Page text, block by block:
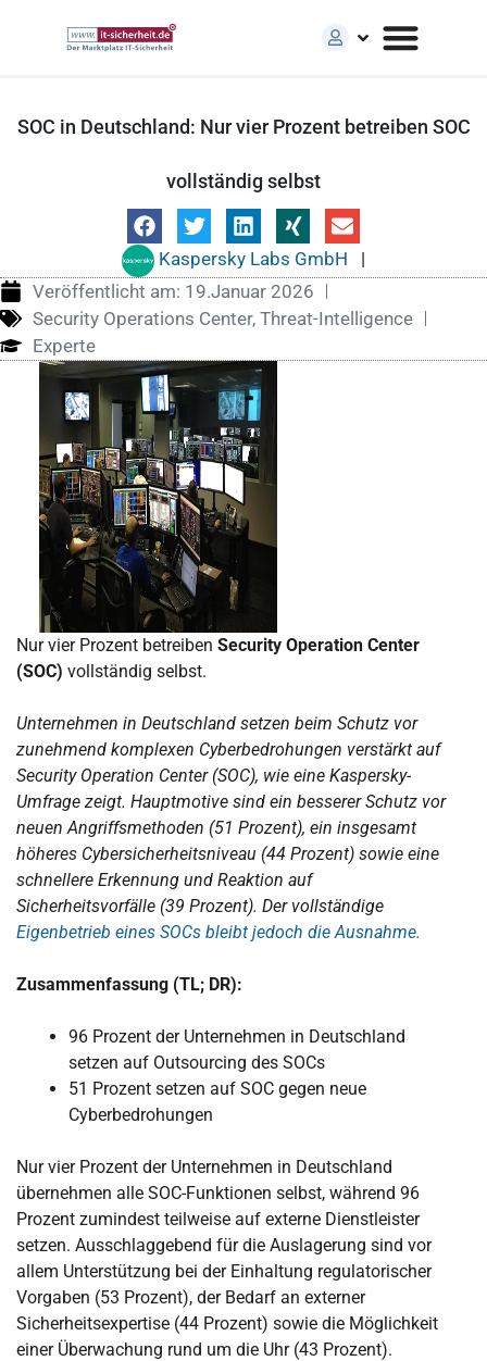
SOC in Deutschland: Nur vier Prozent betreiben SOC
vollständig selbst
Kaspersky Labs GmbH
|
Veröffentlicht am: 19.Januar 2026
Security Operations Center, Threat-Intelligence
Experte
Nur vier Prozent betreiben Security Operation Center
(SOC) vollständig selbst.
Unternehmen in Deutschland setzen beim Schutz vor
zunehmend komplexen Cyberbedrohungen verstärkt auf
Security Operation Center (SOC), wie eine Kaspersky-
Umfrage zeigt. Hauptmotive sind ein besserer Schutz vor
neuen Angriffsmethoden (51 Prozent), ein insgesamt
höheres Cybersicherheitsniveau (44 Prozent) sowie eine
schnellere Erkennung und Reaktion auf
Sicherheitsvorfälle (39 Prozent). Der vollständige
Eigenbetrieb eines SOCs bleibt jedoch die Ausnahme.
Zusammenfassung (TL; DR):
96 Prozent der Unternehmen in Deutschland
setzen auf Outsourcing des SOCs
51 Prozent setzen auf SOC gegen neue
Cyberbedrohungen
Nur vier Prozent der Unternehmen in Deutschland
übernehmen alle SOC-Funktionen selbst, während 96
Prozent zumindest teilweise auf externe Dienstleister
setzen. Ausschlaggebend für die Auslagerung sind vor
allem Unterstützung bei der Einhaltung regulatorischer
Vorgaben (53 Prozent), der Bedarf an externer
Sicherheitsexpertise (44 Prozent) sowie die Möglichkeit
einer Überwachung rund um die Uhr (43 Prozent).